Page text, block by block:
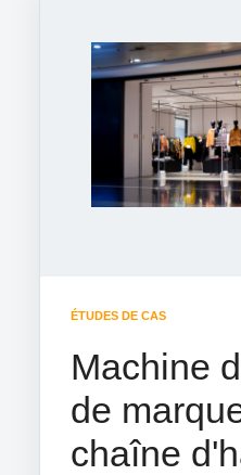
ÉTUDES DE CAS
Machine
de
chaîne